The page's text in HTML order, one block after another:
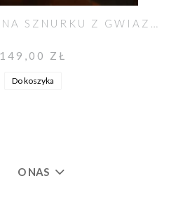
BRANSOLETKA NA SZNURKU Z GWIAZDKĄ KAMIEŃ KSIĘŻYCOWY
149,00 ZŁ
Do koszyka
O NAS